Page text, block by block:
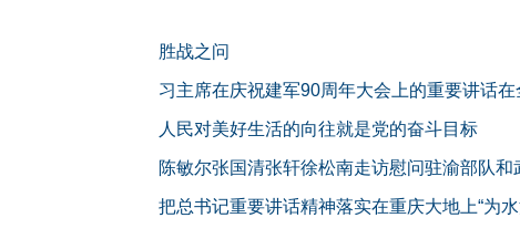
胜战之问
习主席在庆祝建军90周年大会上的重要讲话
人民对美好生活的向往就是党的奋斗目标
陈敏尔张国清张轩徐松南走访慰问驻渝部队和
把总书记重要讲话精神落实在重庆大地上“为